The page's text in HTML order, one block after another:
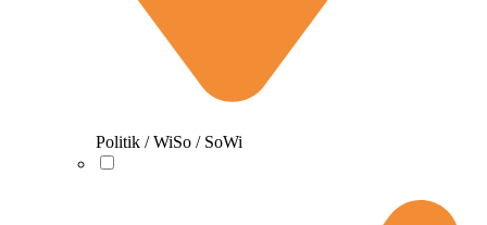
Politik / WiSo / SoWi